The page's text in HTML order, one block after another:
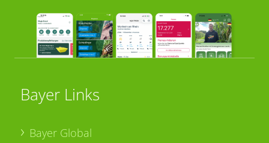
Bayer Links
Bayer Global